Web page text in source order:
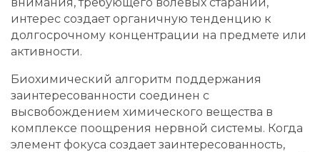
интерес создает органичную тенденцию к
долгосрочному концентрации на предмете или
активности.
Биохимический алгоритм поддержания
заинтересованности соединен с
высвобождением химического вещества в
комплексе поощрения нервной системы. Когда
элемент фокуса создает заинтересованность,